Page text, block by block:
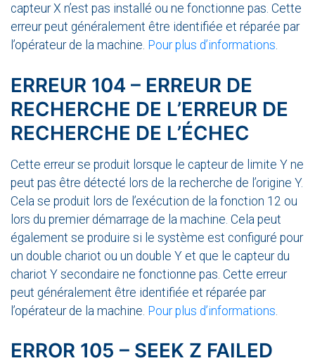
capteur X n’est pas installé ou ne fonctionne pas. Cette
erreur peut généralement être identifiée et réparée par
l’opérateur de la machine. Pour plus d’informations.
ERREUR 104 – ERREUR DE
RECHERCHE DE L’ERREUR DE
RECHERCHE DE L’ÉCHEC
Cette erreur se produit lorsque le capteur de limite Y ne
peut pas être détecté lors de la recherche de l’origine Y.
Cela se produit lors de l’exécution de la fonction 12 ou
lors du premier démarrage de la machine. Cela peut
également se produire si le système est configuré pour
un double chariot ou un double Y et que le capteur du
chariot Y secondaire ne fonctionne pas. Cette erreur
peut généralement être identifiée et réparée par
l’opérateur de la machine. Pour plus d’informations
ERROR 105 – SEEK Z FAILED